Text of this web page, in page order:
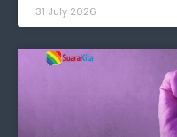
31 July 2026